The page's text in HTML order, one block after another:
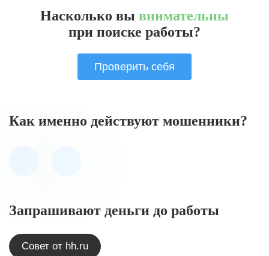
Насколько вы внимательны
при поиске работы?
Проверить себя
Как именно действуют мошенники?
Запрашивают деньги до работы
Совет от hh.ru